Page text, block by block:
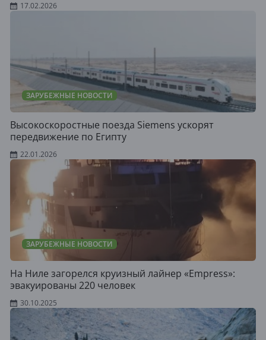
17.02.2026
ЗАРУБЕЖНЫЕ НОВОСТИ
Высокоскоростные поезда Siemens ускорят
передвижение по Египту
22.01.2026
ЗАРУБЕЖНЫЕ НОВОСТИ
На Ниле загорелся круизный лайнер «Empress»:
эвакуированы 220 человек
30.10.2025